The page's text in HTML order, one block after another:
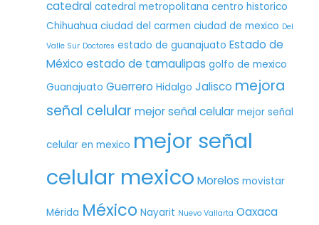
catedral catedral metropolitana centro historico
Chihuahua ciudad del carmen ciudad de mexico Del
Valle Sur Doctores estado de guanajuato Estado de
México estado de tamaulipas golfo de mexico
Guanajuato Guerrero Hidalgo Jalisco mejora
señal celular mejor señal celular mejor señal
celular en mexico mejor señal
celular mexico Morelos movistar
Mérida México Nayarit Nuevo Vallarta Oaxaca